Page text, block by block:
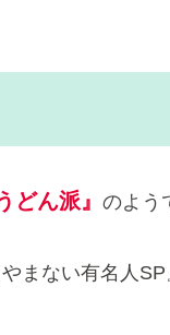
どん派』 のよう
まない有名人